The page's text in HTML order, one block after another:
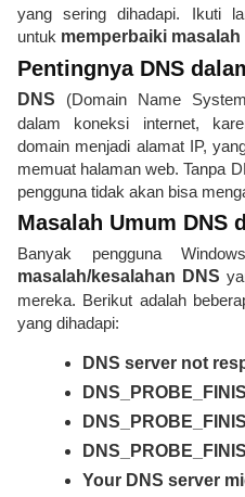
yang sering dihadapi. Ikuti
untuk memperbaiki masalah
Pentingnya DNS
DNS (Domain Name
dalam koneksi internet,
domain menjadi alamat IP,
memuat halaman web. Tanpa
pengguna tidak akan bisa
Masalah Umum DNS
Banyak pengguna
masalah/kesalahan DNS
mereka. Berikut adalah
yang dihadapi:
DNS server not
Your DNS server